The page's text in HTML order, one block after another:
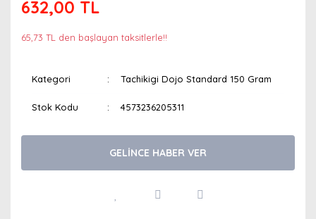
632,00 TL
65,73 TL den başlayan taksitlerle!!
Kategori Tachikigi Dojo Standard 150 Gram
Stok Kodu 4573236205311
GELİNCE HABER VER